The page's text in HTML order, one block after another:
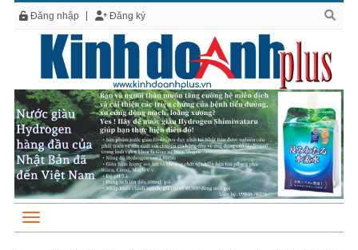
Đăng nhập Đăng ký